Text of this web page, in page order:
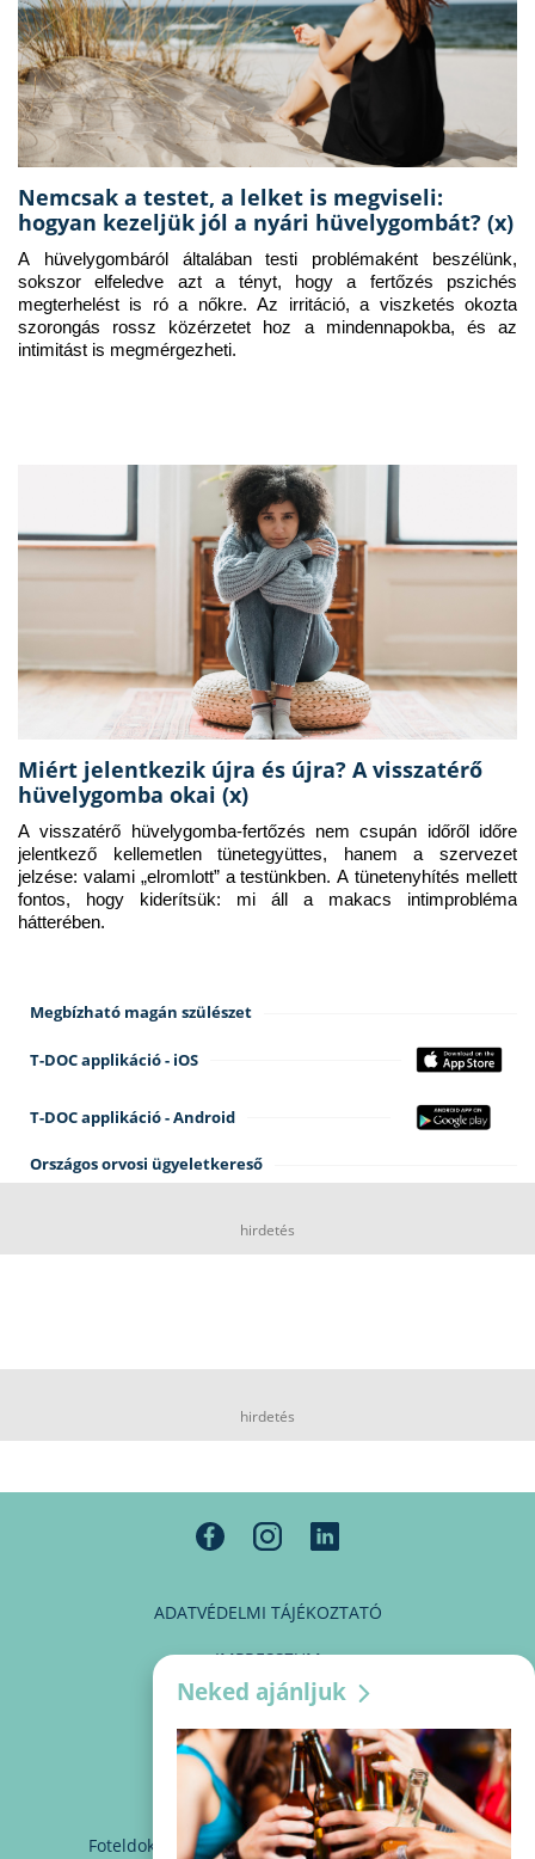
Nemcsak a testet, a lelket is megviseli:
hogyan kezeljük jól a nyári hüvelygombát? (x)
A hüvelygombáról általában testi problémaként beszélünk,
sokszor elfeledve azt a tényt, hogy a fertőzés pszichés
megterhelést is ró a nőkre. Az irritáció, a viszketés okozta
szorongás rossz közérzetet hoz a mindennapokba, és az
intimitást is megmérgezheti.
Miért jelentkezik újra és újra? A visszatérő
hüvelygomba okai (x)
A visszatérő hüvelygomba-fertőzés nem csupán időről időre
jelentkező kellemetlen tünetegyüttes, hanem a szervezet
jelzése: valami „elromlott” a testünkben. A tünetenyhítés mellett
fontos, hogy kiderítsük: mi áll a makacs intimprobléma
hátterében.
Megbízható magán szülészet
T-DOC applikáció - iOS
T-DOC applikáció - Android
Országos orvosi ügyeletkereső
hirdetés
hirdetés
ADATVÉDELMI TÁJÉKOZTATÓ
IMPRESSZUM
MÉDIAAJÁNLAT
PARTNEREINK
KAPCSOLAT
Foteldoki info@foteldoki.hu Süti beállítások
Neked ajánljuk